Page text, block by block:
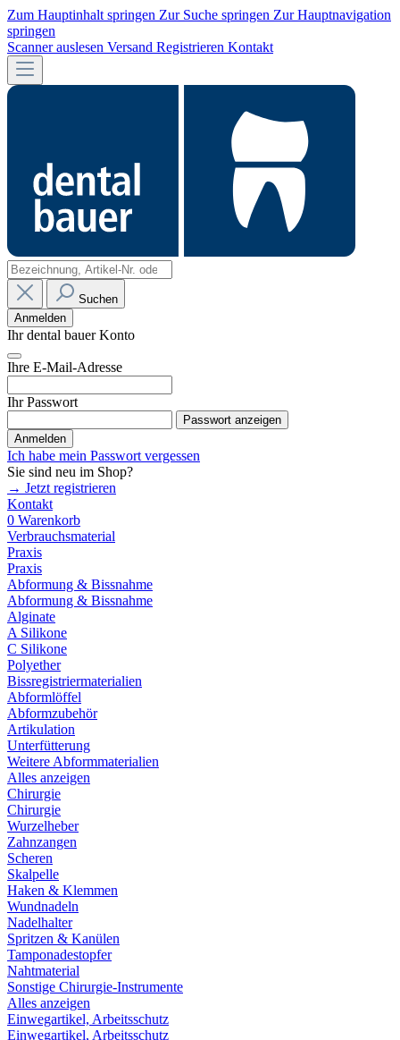
Zum Hauptinhalt springen Zur Suche springen Zur Hauptnavigation
springen
Scanner auslesen Versand Registrieren Kontakt
Suchen
Anmelden
Ihr dental bauer Konto
Ihre E-Mail-Adresse
Ihr Passwort
Passwort anzeigen
Anmelden
Ich habe mein Passwort vergessen
Sie sind neu im Shop?
→ Jetzt registrieren
Kontakt
0 Warenkorb
Verbrauchsmaterial
Praxis
Praxis
Abformung & Bissnahme
Abformung & Bissnahme
Alginate
A Silikone
C Silikone
Polyether
Bissregistriermaterialien
Abformlöffel
Abformzubehör
Artikulation
Unterfütterung
Weitere Abformmaterialien
Alles anzeigen
Chirurgie
Chirurgie
Wurzelheber
Zahnzangen
Scheren
Skalpelle
Haken & Klemmen
Wundnadeln
Nadelhalter
Spritzen & Kanülen
Tamponadestopfer
Nahtmaterial
Sonstige Chirurgie-Instrumente
Alles anzeigen
Einwegartikel, Arbeitsschutz
Einwegartikel, Arbeitsschutz